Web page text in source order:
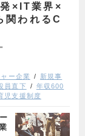
×IT業界×
関われるC
ー企業
新規事
員直下
年収600
児支援制度